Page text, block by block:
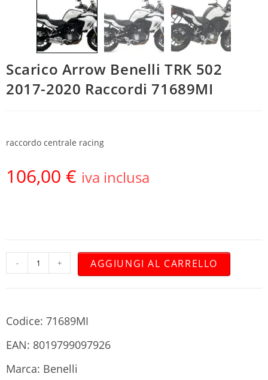
Scarico Arrow Benelli TRK 502
2017-2020 Raccordi 71689MI
raccordo centrale racing
106,00 € iva inclusa
- + AGGIUNGI AL CARRELLO
Codice: 71689MI
EAN: 8019799097926
Marca: Benelli